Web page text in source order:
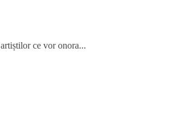
ce vor onora...